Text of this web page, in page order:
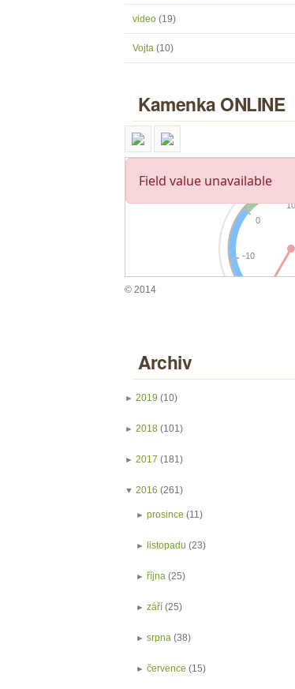
video (19)
Vojta (10)
Kamenka ONLINE
© 2014
Archiv
► 2019 (10)
► 2018 (101)
► 2017 (181)
▼ 2016 (261)
►prosince (11)
►listopadu (23)
►října (25)
►září (25)
►srpna (38)
►července (15)